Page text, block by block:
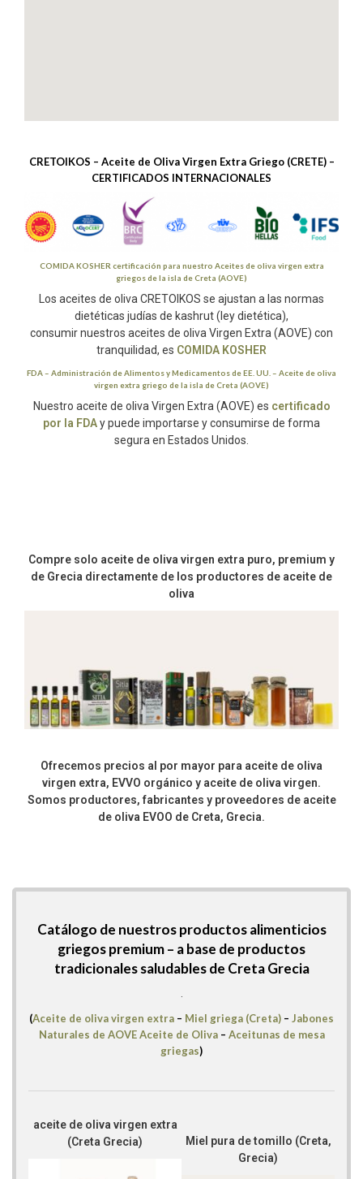
CRETOIKOS – Aceite de Oliva Virgen Extra Griego (CRETE) –
CERTIFICADOS INTERNACIONALES
COMIDA KOSHER certificación para nuestro Aceites de oliva virgen extra
griegosde la isla de Creta (AOVE)
Los aceites de oliva CRETOIKOS se ajustan a las normas
dietéticas judías de kashrut ( ley dietética),
consumir nuestros aceites de oliva Virgen Extra (AOVE) con
tranquilidad, es COMIDA KOSHER
FDA– Administración de Alimentos y Medicamentos de EE. UU. – Aceite de oliva
virgen extra griego de la isla de Creta (AOVE)
Nuestro aceite de oliva Virgen Extra (AOVE) es certificado
por la FDAy puede importarse y consumirse de forma
segura en Estados Unidos.
Compre solo aceite de oliva virgen extra puro, premium y
de Grecia directamente de los productores de aceite de
oliva
Ofrecemos precios al por mayor para aceite de oliva
virgen extra, EVVO orgánico y aceite de oliva virgen.
Somos productores, fabricantes y proveedores de aceite
de oliva EVOO de Creta, Grecia.
Catálogo de nuestros productos alimenticios
griegos premium – a base de productos
tradicionales saludables de Creta Grecia
(Aceite de oliva virgen extra – Miel griega (Creta) – Jabones
Naturales de AOVE Aceite de Oliva– Aceitunas de mesa
griegas)
aceite de oliva virgen extra
(Creta Grecia)
Miel pura de tomillo (Creta,
Grecia)